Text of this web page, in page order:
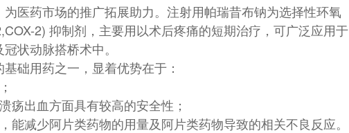
医药市场的推广拓展助力。 注射用帕瑞昔布钠为选择性环氧
2) 抑制剂，主要用以术后疼痛的短期治疗，可广泛应用于
状动脉搭桥术中。
础用药之一，显着优势在于：
疡出血方面具有较高的安全性；
能减少阿片类药物的用量及阿片类药物导致的相关不良反应。